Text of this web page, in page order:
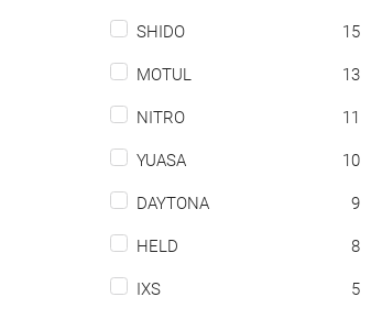
SHIDO 15
MOTUL 13
NITRO 11
YUASA 10
DAYTONA 9
HELD 8
IXS 5